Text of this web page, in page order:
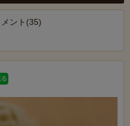
メント(35)